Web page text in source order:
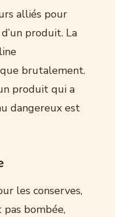
alliés pour
produit. La
brutalement.
produit qui a
dangereux est
les conserves,
pas bombée,